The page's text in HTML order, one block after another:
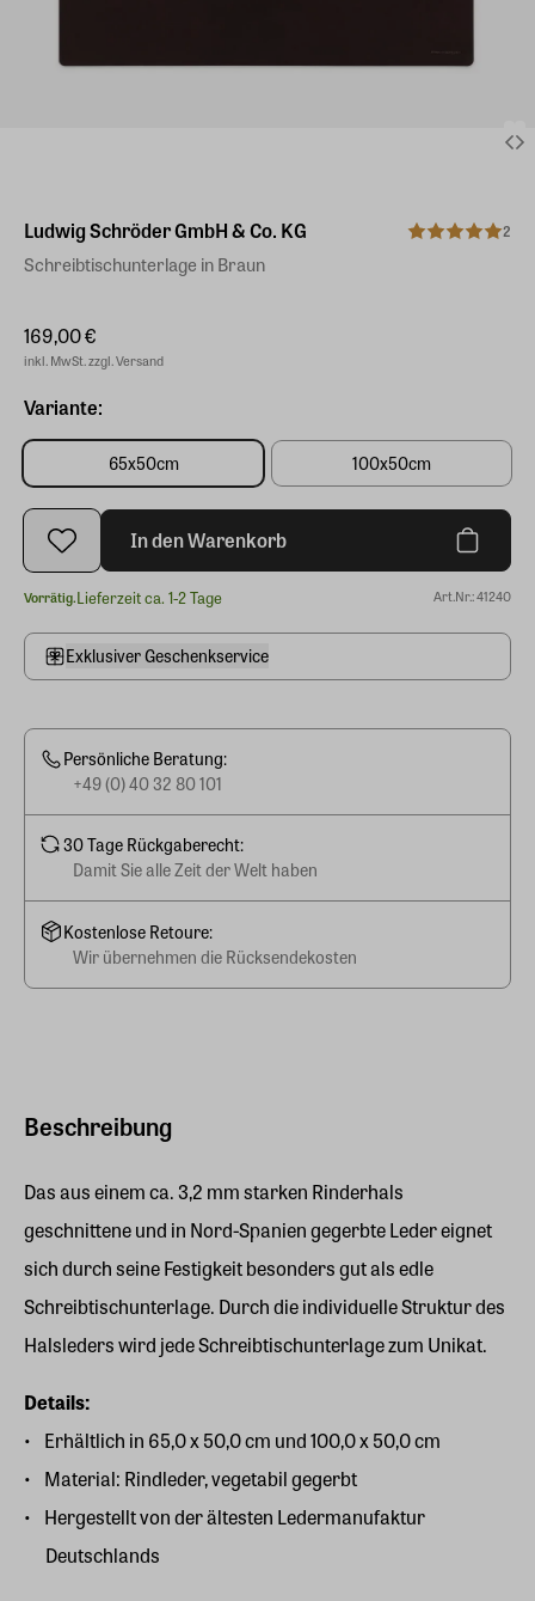
Beschreibung
Das aus einem ca. 3,2 mm starken Rinderhals
geschnittene und in Nord-Spanien gegerbte Leder eignet
sich durch seine Festigkeit besonders gut als edle
Schreibtischunterlage. Durch die individuelle Struktur des
Halsleders wird jede Schreibtischunterlage zum Unikat.
Details:
Erhältlich in 65,0 x 50,0 cm und 100,0 x 50,0 cm
Material: Rindleder, vegetabil gegerbt
Hergestellt von der ältesten Ledermanufaktur
Deutschlands
Ludwig Schröder GmbH & Co. KG 2
Schreibtischunterlage in Braun
169,00 €
inkl. MwSt. zzgl. Versand
Variante:
65x50cm 100x50cm
In den Warenkorb
Vorrätig.Lieferzeit ca. 1-2 Tage Art.Nr.: 41240
Exklusiver Geschenkservice
Persönliche Beratung:
+49 (0) 40 32 80 101
30 Tage Rückgaberecht:
Damit Sie alle Zeit der Welt haben
Kostenlose Retoure:
Wir übernehmen die Rücksendekosten